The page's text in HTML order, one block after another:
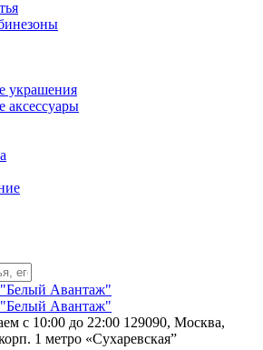
украшения
аксессуары
с 10:00 до 22:00 129090, Москва,
1 метро «Сухаревская”